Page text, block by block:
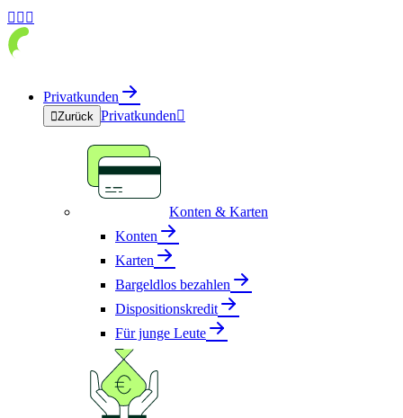
  
Privatkunden
Zurück Privatkunden
Konten & Karten
Konten
Karten
Bargeldlos bezahlen
Dispositionskredit
Für junge Leute